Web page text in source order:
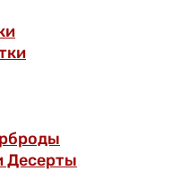
Десерты